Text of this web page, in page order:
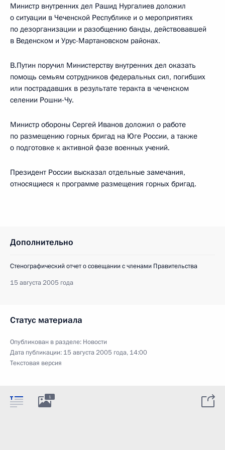
Министр внутренних дел Рашид Нургалиев доложил
о ситуации в Чеченской Республике и о мероприятиях
по дезорганизации и разобщению банды, действовавшей
в Веденском и Урус-Мартановском районах.
В.Путин поручил Министерству внутренних дел оказать
помощь семьям сотрудников федеральных сил, погибших
или пострадавших в результате теракта в чеченском
селении Рошни-Чу.
Министр обороны Сергей Иванов доложил о работе
по размещению горных бригад на Юге России, а также
о подготовке к активной фазе военных учений.
Президент России высказал отдельные замечания,
относящиеся к программе размещения горных бригад.
Дополнительно
Стенографический отчет о совещании с членами Правительства
15 августа 2005 года
Статус материала
Опубликован в разделе: Новости
Дата публикации: 15 августа 2005 года, 14:00
Текстовая версия
1